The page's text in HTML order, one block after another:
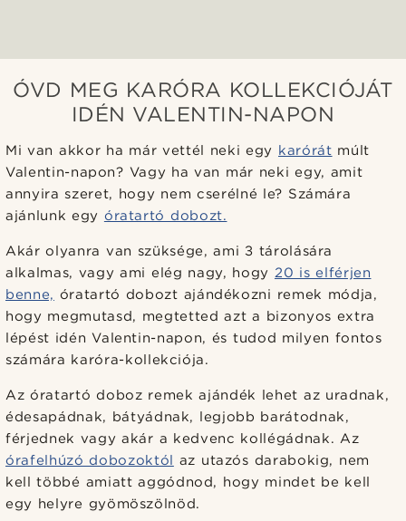
ÓVD MEG KARÓRA KOLLEKCIÓJÁT
IDÉN VALENTIN-NAPON
Mi van akkor ha már vettél neki egy karórát múlt
Valentin-napon? Vagy ha van már neki egy, amit
annyira szeret, hogy nem cserélné le? Számára
ajánlunk egy óratartó dobozt.
Akár olyanra van szüksége, ami 3 tárolására
alkalmas, vagy ami elég nagy, hogy 20 is elférjen
benne, óratartó dobozt ajándékozni remek módja,
hogy megmutasd, megtetted azt a bizonyos extra
lépést idén Valentin-napon, és tudod milyen fontos
számára karóra-kollekciója.
Az óratartó doboz remek ajándék lehet az uradnak,
édesapádnak, bátyádnak, legjobb barátodnak,
férjednek vagy akár a kedvenc kollégádnak. Az
órafelhúzó dobozoktól az utazós darabokig, nem
kell többé amiatt aggódnod, hogy mindet be kell
egy helyre gyömöszölnöd.